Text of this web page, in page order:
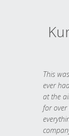
This
ever
at the
for